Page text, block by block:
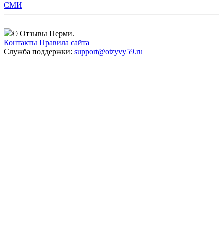
СМИ
© Отзывы Перми.
Контакты Правила сайта
Служба поддержки: support@otzyvy59.ru